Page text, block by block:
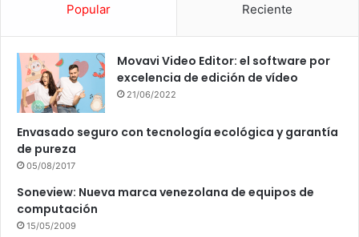
Popular Reciente
Movavi Video Editor: el software por
excelencia de edición de vídeo
21/06/2022
Envasado seguro con tecnología ecológica y garantía
de pureza
05/08/2017
Soneview: Nueva marca venezolana de equipos de
computación
15/05/2009